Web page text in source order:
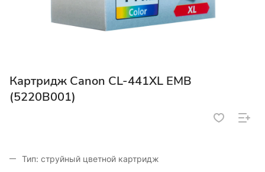
Картридж Canon CL-441XL EMB
(5220B001)
Тип: струйный цветной картридж